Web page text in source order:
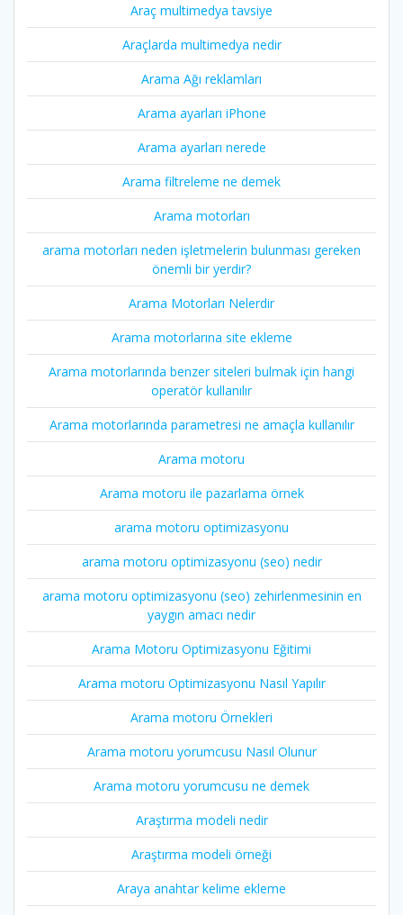
Araç multimedya tavsiye
Araçlarda multimedya nedir
Arama Ağı reklamları
Arama ayarları iPhone
Arama ayarları nerede
Arama filtreleme ne demek
Arama motorları
arama motorları neden işletmelerin bulunması gereken
önemli bir yerdir?
Arama Motorları Nelerdir
Arama motorlarına site ekleme
Arama motorlarında benzer siteleri bulmak için hangi
operatör kullanılır
Arama motorlarında parametresi ne amaçla kullanılır
Arama motoru
Arama motoru ile pazarlama örnek
arama motoru optimizasyonu
arama motoru optimizasyonu (seo) nedir
arama motoru optimizasyonu (seo) zehirlenmesinin en
yaygın amacı nedir
Arama Motoru Optimizasyonu Eğitimi
Arama motoru Optimizasyonu Nasıl Yapılır
Arama motoru Örnekleri
Arama motoru yorumcusu Nasıl Olunur
Arama motoru yorumcusu ne demek
Araştırma modeli nedir
Araştırma modeli örneği
Araya anahtar kelime ekleme